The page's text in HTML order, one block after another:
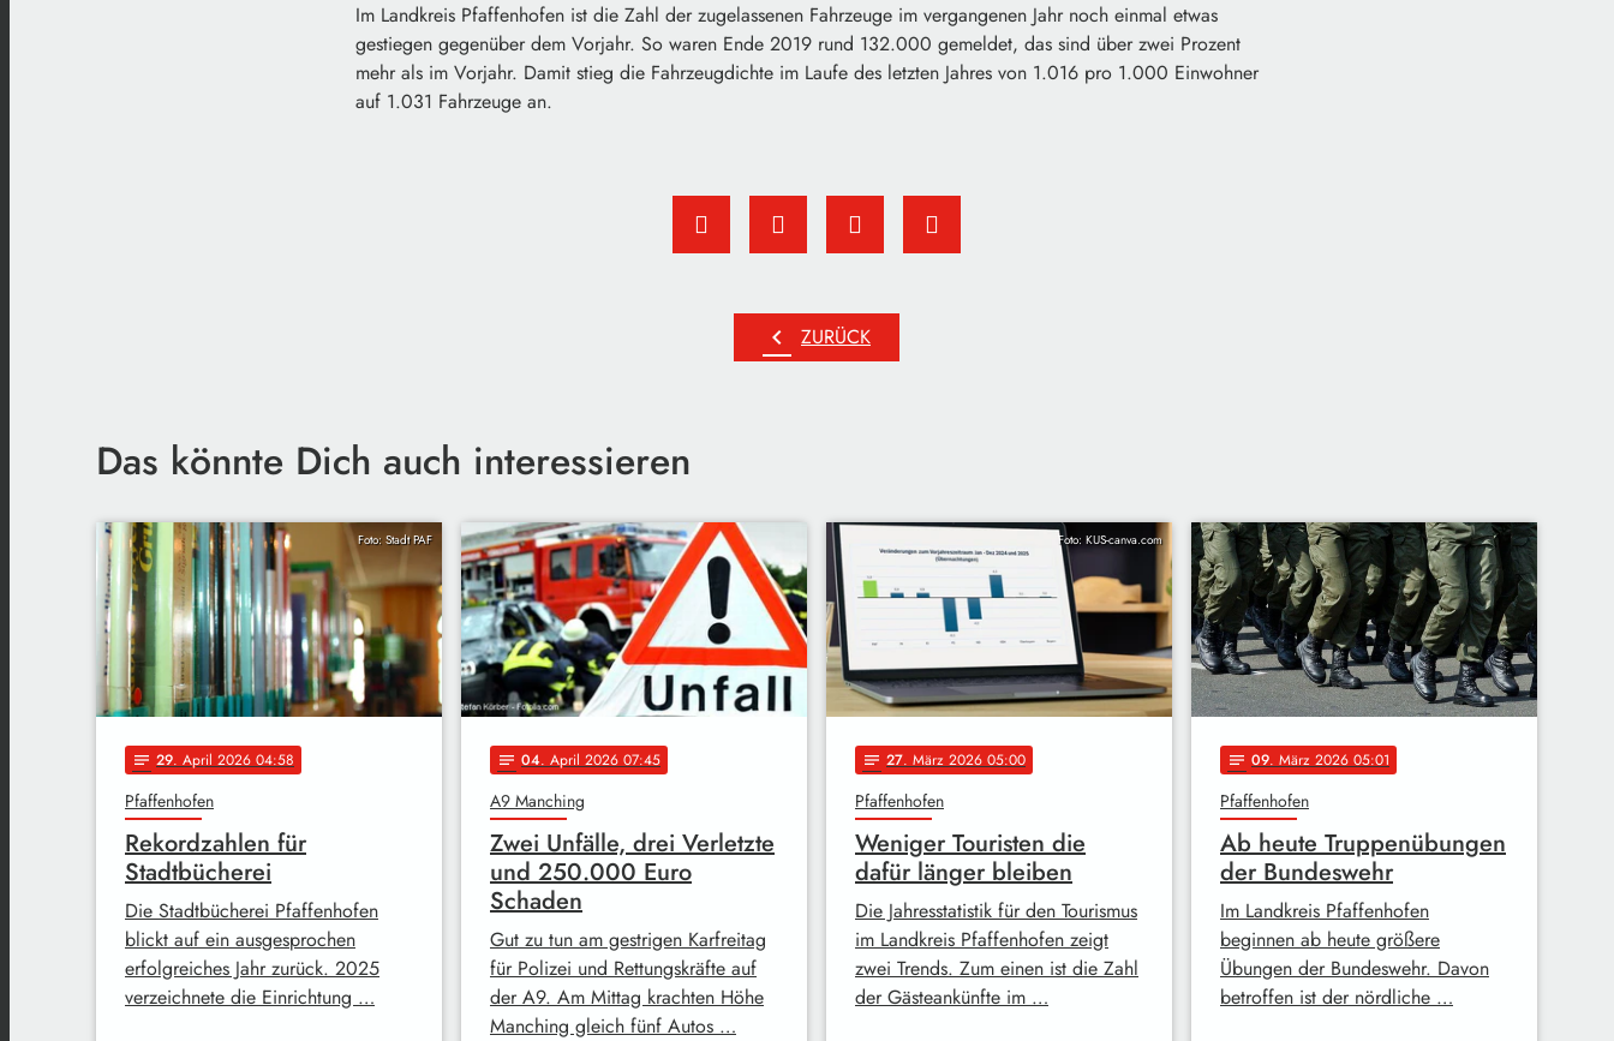
Im Landkreis Pfaffenhofen ist die Zahl der zugelassenen Fahrzeuge im vergangenen Jahr noch einmal etwas
gestiegen gegenüber dem Vorjahr. So waren Ende 2019 rund 132.000 gemeldet, das sind über zwei Prozent
mehr als im Vorjahr. Damit stieg die Fahrzeugdichte im Laufe des letzten Jahres von 1.016 pro 1.000 Einwohner
auf 1.031 Fahrzeuge an.
chevron_left ZURÜCK
Das könnte Dich auch interessieren
Foto: Stadt PAF
notes 29. April 2026 04:58
Pfaffenhofen
Rekordzahlen für
Stadtbücherei
Die Stadtbücherei Pfaffenhofen
blickt auf ein ausgesprochen
erfolgreiches Jahr zurück. 2025
verzeichnete die Einrichtung …
notes 04. April 2026 07:45
A9 Manching
Zwei Unfälle, drei Verletzte
und 250.000 Euro
Schaden
Gut zu tun am gestrigen Karfreitag
für Polizei und Rettungskräfte auf
der A9. Am Mittag krachten Höhe
Manching gleich fünf Autos …
Foto: KUS-canva.com
notes 27. März 2026 05:00
Pfaffenhofen
Weniger Touristen die
dafür länger bleiben
Die Jahresstatistik für den Tourismus
im Landkreis Pfaffenhofen zeigt
zwei Trends. Zum einen ist die Zahl
der Gästeankünfte im …
notes 09. März 2026 05:01
Pfaffenhofen
Ab heute Truppenübungen
der Bundeswehr
Im Landkreis Pfaffenhofen
beginnen ab heute größere
Übungen der Bundeswehr. Davon
betroffen ist der nördliche …